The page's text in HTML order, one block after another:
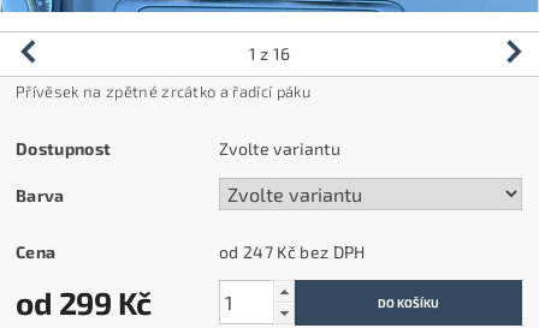
1 z 16
Přívěsek na zpětné zrcátko a řadící páku
Dostupnost Zvolte variantu
Barva
Cena od 247 Kč bez DPH
od 299 Kč